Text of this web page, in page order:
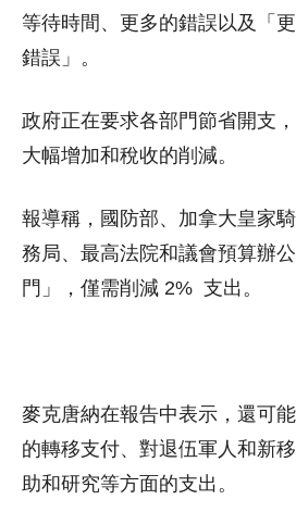
等待時間、更多的錯誤以及「
錯誤」。
政府正在要求各部門節省開支
大幅增加和稅收的削減。
報導稱，國防部、加拿大皇家
務局、最高法院和議會預算辦
門」，僅需削減 2% 支出。
麥克唐納在報告中表示，還可
的轉移支付、對退伍軍人和新
助和研究等方面的支出。